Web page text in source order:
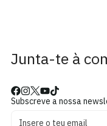
Junta-te à
Subscreve a nossa